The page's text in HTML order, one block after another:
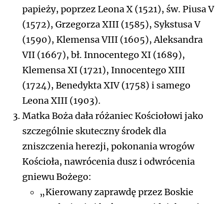
papieży, poprzez Leona X (1521), św. Piusa V
(1572), Grzegorza XIII (1585), Sykstusa V
(1590), Klemensa VIII (1605), Aleksandra
VII (1667), bł. Innocentego XI (1689),
Klemensa XI (1721), Innocentego XIII
(1724), Benedykta XIV (1758) i samego
Leona XIII (1903).
Matka Boża dała różaniec Kościołowi jako
szczególnie skuteczny środek dla
zniszczenia herezji, pokonania wrogów
Kościoła, nawrócenia dusz i odwrócenia
gniewu Bożego:
„Kierowany zaprawdę przez Boskie